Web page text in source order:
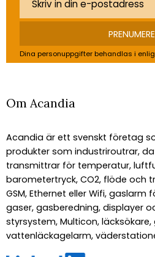
Dina personuppgifter behandlas i
Om Acandia
Acandia är ett svenskt företag
produkter som industriroutrar,
transmittrar för temperatur,
barometertryck, CO2, flöde och
GSM, Ethernet eller Wifi,
gaser, gasberedning, displayer
styrsystem, Multicon,
vattenläckagelarm,